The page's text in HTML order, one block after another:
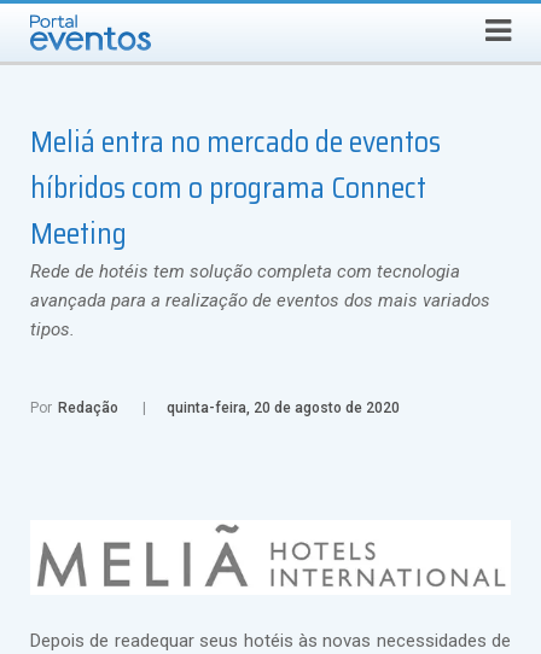
Select Language ▼
Meliá entra no mercado de eventos
híbridos com o programa Connect
Meeting
Rede de hotéis tem solução completa com tecnologia
avançada para a realização de eventos dos mais variados
tipos.
Por Redação quinta-feira, 20 de agosto de 2020
Depois de readequar seus hotéis às novas necessidades de